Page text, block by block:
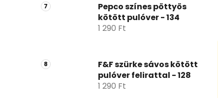
Pepco színes pöttyös
kötött pulóver - 134
1 290 Ft
F&F szürke sávos kötött
pulóver felirattal - 128
1 290 Ft